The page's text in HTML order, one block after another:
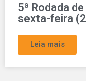
5ª Rodada
sexta-feira
Leia mais